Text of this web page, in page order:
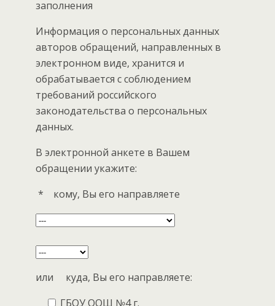
заполнения
Информация о персональных данных
авторов обращений, направленных в
электронном виде, хранится и
обрабатывается с соблюдением
требований российского
законодательства о персональных
данных.
В электронной анкете в Вашем
обращении укажите:
* кому, Вы его направляете
или куда, Вы его направляете:
ГБОУ ООШ №4 г.